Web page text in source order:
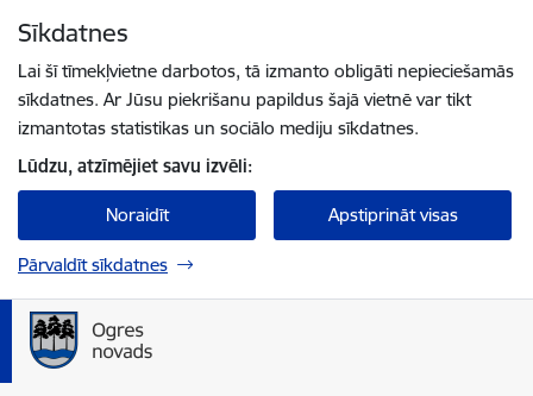
Sīkdatnes
Lai šī tīmekļvietne darbotos, tā izmanto obligāti nepieciešamās
sīkdatnes. Ar Jūsu piekrišanu papildus šajā vietnē var tikt
izmantotas statistikas un sociālo mediju sīkdatnes.
Lūdzu, atzīmējiet savu izvēli:
Noraidīt Apstiprināt visas
Pārvaldīt sīkdatnes